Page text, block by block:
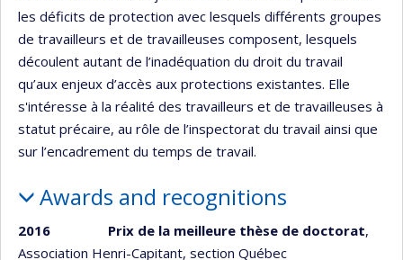
les déficits de protection avec lesquels différents groupes
de travailleurs et de travailleuses composent, lesquels
découlent autant de l’inadéquation du droit du travail
qu’aux enjeux d’accès aux protections existantes. Elle
s'intéresse à la réalité des travailleurs et de travailleuses à
statut précaire, au rôle de l’inspectorat du travail ainsi que
sur l’encadrement du temps de travail.
Awards and recognitions
2016 Prix de la meilleure thèse de doctorat,
Association Henri-Capitant, section Québec